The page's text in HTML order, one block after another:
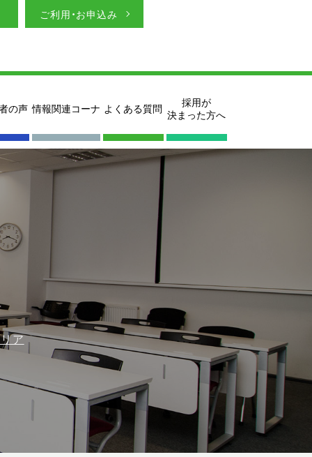
ご利用・お申込み
の声 情報関連コーナ よくある質問
採用が
決まった方へ
ア